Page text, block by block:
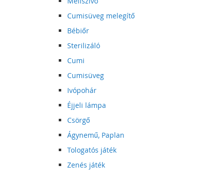
Cumisüveg melegítő
Bébiőr
Sterilizáló
Cumi
Cumisüveg
Ivópohár
Éjjeli lámpa
Csörgő
Ágynemű, Paplan
Tologatós játék
Zenés játék